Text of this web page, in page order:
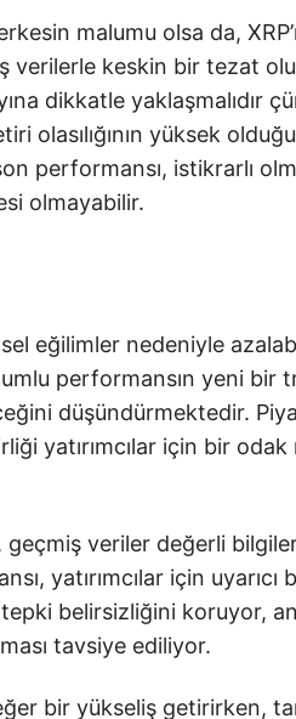
malumu olsa da,
verilerle keskin bir tezat
dikkatle yaklaşmalıdır
olasılığının yüksek
performansı, istikrarlı
olmayabilir.
eğilimler nedeniyle
performansın yeni bir
düşündürmektedir.
yatırımcılar için bir odak
geçmiş veriler değerli
yatırımcılar için
belirsizliğini koruyor,
tavsiye ediliyor.
bir yükseliş getirirken,